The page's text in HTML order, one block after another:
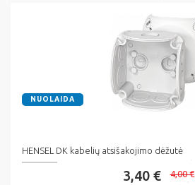
NUOLAIDA
HENSEL DK kabelių atsišakojimo dėžutė
3,40 € 4,00 €